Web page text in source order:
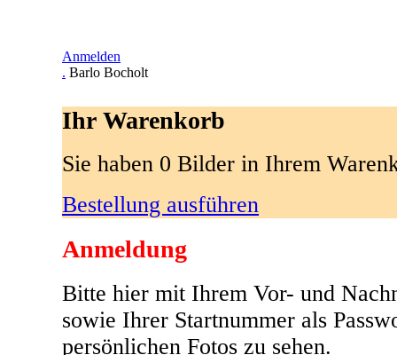
Anmelden
. Barlo Bocholt
Ihr Warenkorb
Sie haben 0 Bilder in Ihrem
Bestellung ausführen
Anmeldung
Bitte hier mit Ihrem Vor- und
sowie Ihrer Startnummer als
persönlichen Fotos zu sehen.